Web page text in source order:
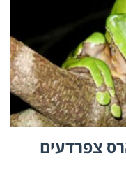
צפרדעים